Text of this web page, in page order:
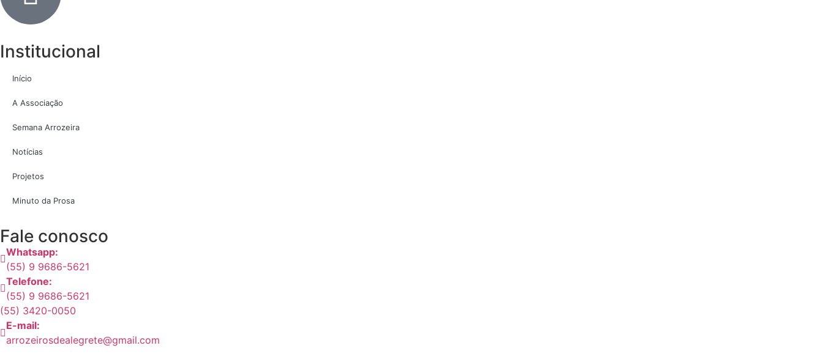
Institucional
Início
A Associação
Semana Arrozeira
Notícias
Projetos
Minuto da Prosa
Fale conosco
Whatsapp:
(55) 9 9686-5621
Telefone:
(55) 9 9686-5621
(55) 3420-0050
E-mail:
arrozeirosdealegrete@gmail.com